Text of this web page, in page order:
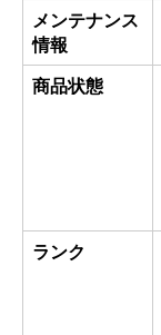
メンテナンス
情報
商品状態
ランク